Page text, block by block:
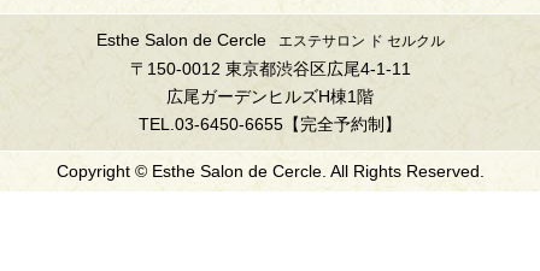
Esthe Salon de Cercle エステサロン ド セルクル
〒150-0012 東京都渋谷区広尾4-1-11
広尾ガーデンヒルズH棟1階
TEL.03-6450-6655【完全予約制】
Copyright © Esthe Salon de Cercle. All Rights Reserved.